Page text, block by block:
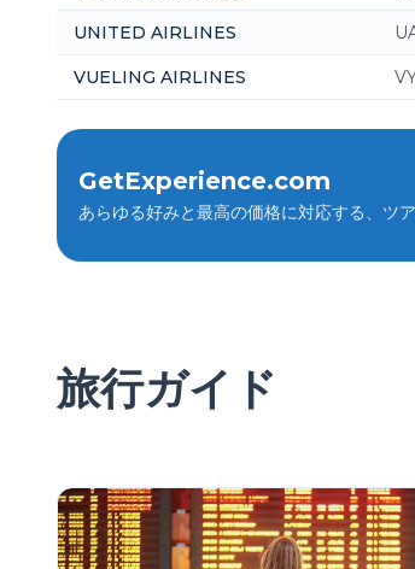
UNITED AIRLINES
VUELING AIRLINES
GetExperience.com
あらゆる好みと最高の価格に対応する、ツ
旅行ガイド